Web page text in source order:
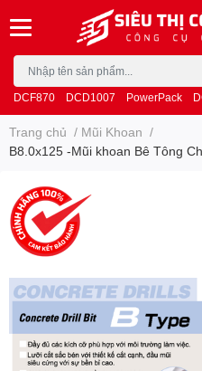
DCF870 DCD1007 PowerPack
Trang chủ / Mũi Khoan /
B8.0x125 -Mũi khoan Bê Tông